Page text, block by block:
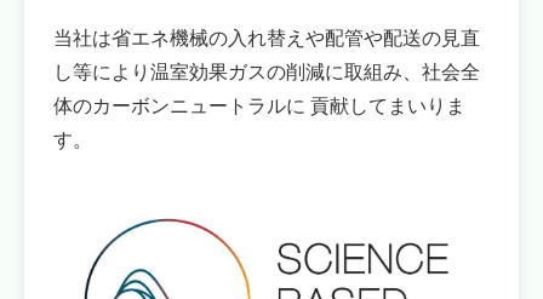
当社は省エネ機械の入れ替えや配管や配送の見直
し等により温室効果ガスの削減に取組み、社会全
体のカーボンニュートラルに 貢献してまいりま
す。